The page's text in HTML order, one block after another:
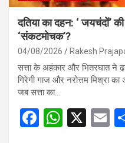
दतिया का दहन: ‘ जयचंदों’
‘संकटमोचक’?
04/08/2026 Rakesh
सत्ता के अहंकार और भितरघात ने
गिरेगी गाज और नरोत्तम मिश्रा
जब सत्ता का…
F
W X
E